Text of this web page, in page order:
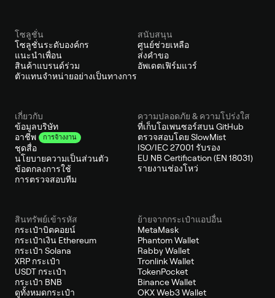
โซลูชั่น
โซลูชั่นระดับองค์กร
แนะนำเพื่อน
สินค้าแบรนด์ร่วม
ตัวแทนจำหน่ายอย่างเป็นทางการ
สนับสนุน
ศูนย์ช่วยเหลือ
ส่งคำขอ
อัพเดตเฟิร์มแวร์
เกี่ยวกับ
ข้อมูลบริษัท
อาชีพ
การจ้างงาน
ชุดสื่อ
นโยบายความเป็นส่วนตัว
ข้อตกลงการใช้
การตรวจสอบทีม
ความปลอดภัย & ความโปร่งใส
ที่เก็บโอเพนซอร์สบน GitHub
ตรวจสอบโดย SlowMist
ISO/IEC 27001 รับรอง
EU NB Certification (EN 18031)
รายงานช่องโหว่
สินทรัพย์เข้ารหัส
กระเป๋าบิตคอยน์
กระเป๋าเงิน Ethereum
กระเป๋า Solana
XRP กระเป๋า
USDT กระเป๋า
กระเป๋า BNB
ดูทั้งหมดกระเป๋า
ย้ายจากกระเป๋าแอปอื่น
MetaMask
Phantom Wallet
Rabby Wallet
Tronlink Wallet
TokenPocket
Binance Wallet
OKX Web3 Wallet